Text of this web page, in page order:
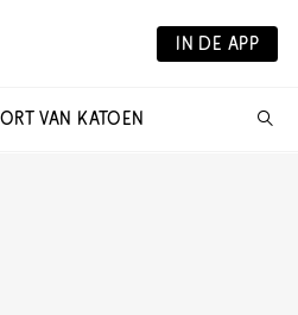
IN DE APP
VAN KATOEN